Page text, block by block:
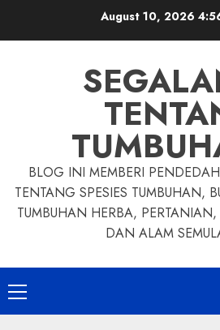
August 10, 2026
BLOG INI MEMBERI
TENTANG SPESIES TUMBUHAN,
TUMBUHAN HERBA,
DAN ALAM
Primary
Menu